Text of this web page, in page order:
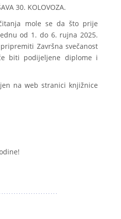
30. KOLOVOZA.
mole se da što prije
od 1. do 6. rujna 2025.
Završna svečanost
biti podijeljene diplome i
na web stranici knjižnice
godine!